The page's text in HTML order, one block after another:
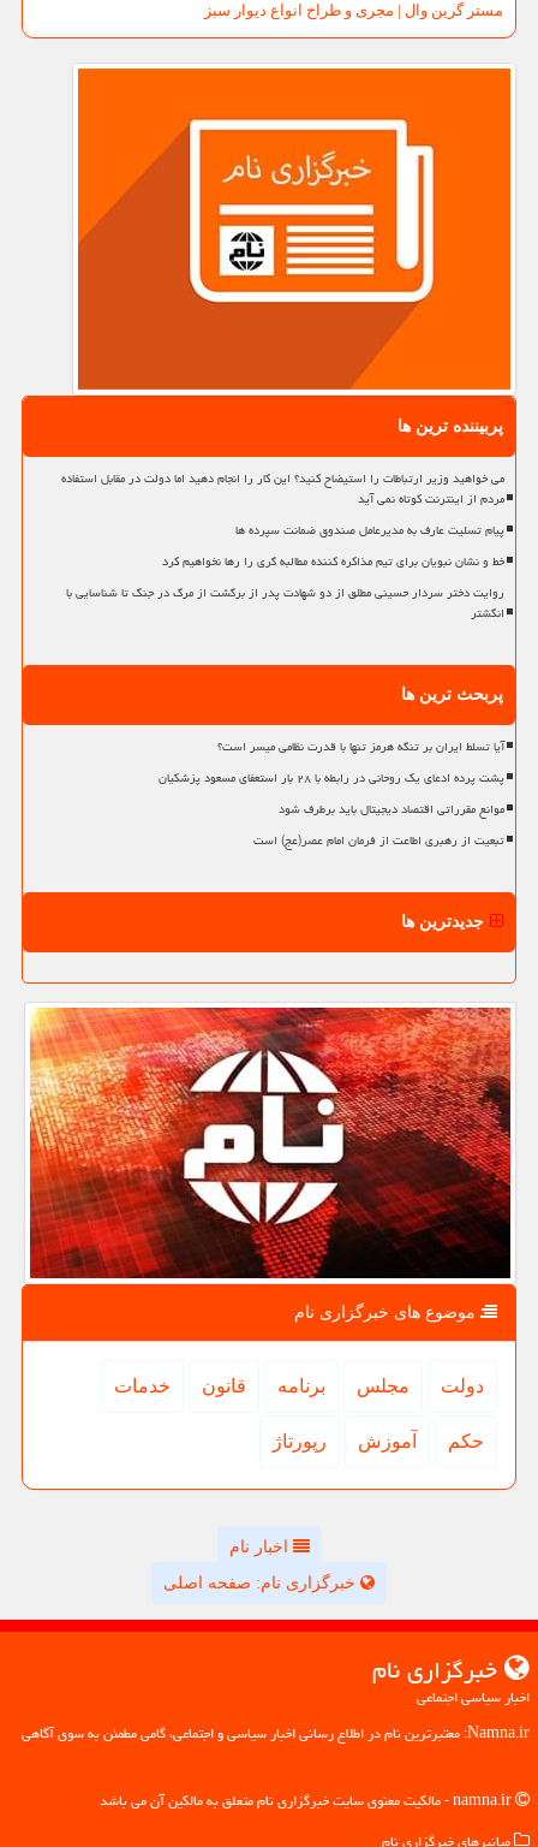
مستر گرین وال | مجری و طراح انواع دیوار سبز
پربیننده ترین ها
می خواهید وزیر ارتباطات را استیضاح کنید؟ این کار را انجام دهید اما دولت در مقابل استفاده
مردم از اینترنت کوتاه نمی آید
پیام تسلیت عارف به مدیرعامل صندوق ضمانت سپرده ها
خط و نشان نبویان برای تیم مذاکره کننده مطالبه گری را رها نخواهیم کرد
روایت دختر سردار حسینی مطلق از دو شهادت پدر از برگشت از مرگ در جنگ تا شناسایی با
انگشتر
پربحث ترین ها
آیا تسلط ایران بر تنگه هرمز تنها با قدرت نظامی میسر است؟
پشت پرده ادعای یک روحانی در رابطه با ۲۸ بار استعفای مسعود پزشکیان
موانع مقرراتی اقتصاد دیجیتال باید برطرف شود
تبعیت از رهبری اطاعت از فرمان امام عصر(عج) است
جدیدترین ها
موضوع های خبرگزاری نام
دولت مجلس برنامه قانون خدمات
حكم آموزش رپورتاژ
اخبار نام
خبرگزاری نام: صفحه اصلی
خبرگزاری نام
اخبار سیاسی اجتماعی
Namna.ir: معتبرترین نام در اطلاع رسانی اخبار سیاسی و اجتماعی، گامی مطمئن به سوی آگاهی